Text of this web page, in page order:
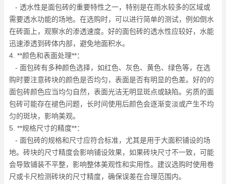
- 透水性是面包砖的重要特性之一，特别是在雨水较多的区域或
需要透水功能的场地。在选购时，可以进行简单的测试，例如倒水
在砖面上，观察水的渗透速度。好的面包砖的透水性应较好，水能
迅速渗透到砖体内部，避免地面积水。
4. **颜色和表面处理**：
- 面包砖有多种颜色选择，如红色、灰色、黄色、绿色等，在选
购时要注意砖块的颜色是否均匀，表面是否有明显的色差。好的的
面包砖颜色应当均匀自然，表面光洁无明显斑点或缺陷。劣质的面
包砖可能存在褪色问题，长时间使用后颜色会逐渐变淡或产生不均
匀的斑块，影响美观。
5. **规格尺寸的精度**：
- 面包砖的规格和尺寸应符合标准，尤其是用于大面积铺设的场
地。砖块的尺寸精度会影响铺设效果，如果砖块尺寸不一致，可能
会导致铺装不平整，影响整体美观性和实用性。建议选购时使用卷
尺或卡尺检测砖块的尺寸精度，确保误差在合理范围内。